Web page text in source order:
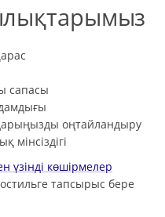
сапасы
оңтайландыру
мінсіздігі
үзінді көшірмелер
тапсырыс бере